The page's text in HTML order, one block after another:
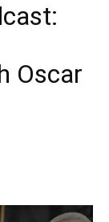
Oscar